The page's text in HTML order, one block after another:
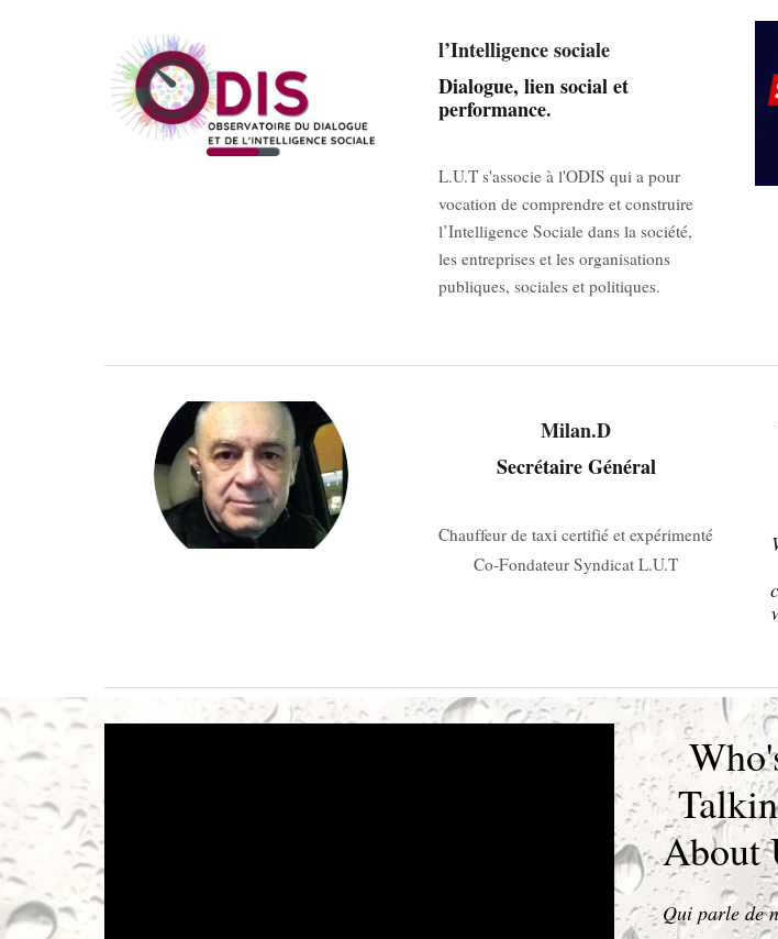
l’Intelligence sociale
Dialogue, lien social et
performance.
L.U.T s'associe à l'ODIS qui a pour
vocation de comprendre et construire
l’Intelligence Sociale dans la société,
les entreprises et les organisations
publiques, sociales et politiques.
Milan.D
Secrétaire Général
Chauffeur de taxi certifié et expérimenté
Co-Fondateur Syndicat L.U.T
About
Qui parle de